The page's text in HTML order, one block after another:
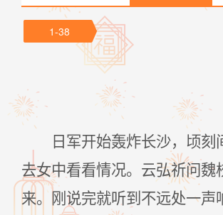
1-38
日军开始轰炸长沙，顷
去女中看看情况。云弘祈问
来。刚说完就听到不远处一